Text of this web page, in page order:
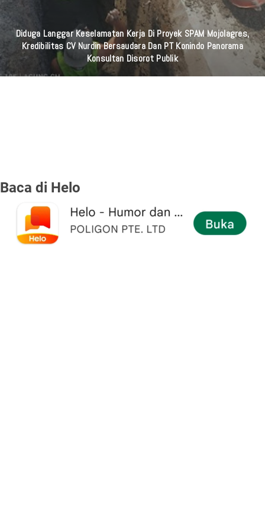
Diduga Langgar Keselamatan Kerja Di Proyek SPAM Mojolagres,
Kredibilitas CV Nurdin Bersaudara Dan PT Konindo Panorama
Konsultan Disorot Publik
Baca di Helo